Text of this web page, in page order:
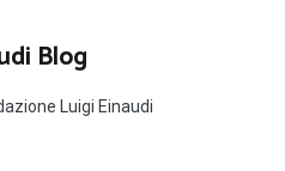
Blog
Luigi Einaudi